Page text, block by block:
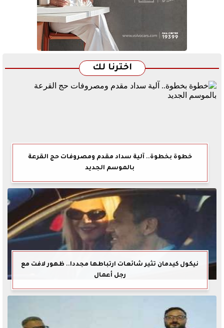
اخترنا لك
خطوة بخطوة.. آلية سداد مقدم ومصروفات حج القرعة
بالموسم الجديد
نيكول كيدمان تثير شائعات ارتباطها مجددا.. ظهور لافت مع
رجل أعمال